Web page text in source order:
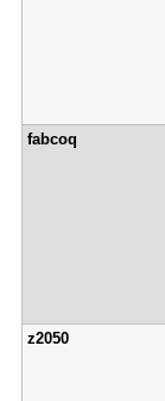
fabcoq
z2050